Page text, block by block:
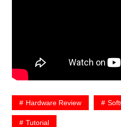
Hardware Review
Tutorial